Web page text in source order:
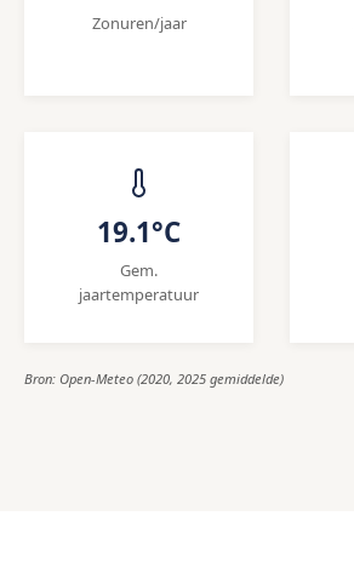
Zonuren/jaar
19.1°C
Gem.
jaartemperatuur
Bron: Open-Meteo (2020, 2025 gemiddelde)